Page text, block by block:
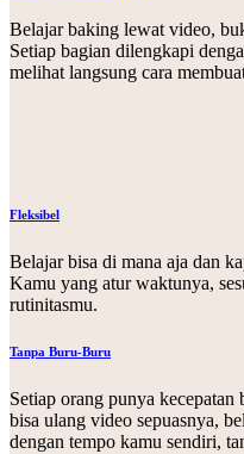
Belajar baking lewat video,
Setiap bagian dilengkapi
melihat langsung cara
Fleksibel
Belajar bisa di mana aja dan
Kamu yang atur waktunya,
rutinitasmu.
Tanpa Buru-Buru
Setiap orang punya
bisa ulang video sepuasnya,
dengan tempo kamu sendiri,